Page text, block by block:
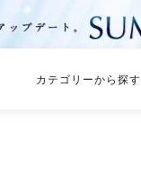
カテゴリーから探す